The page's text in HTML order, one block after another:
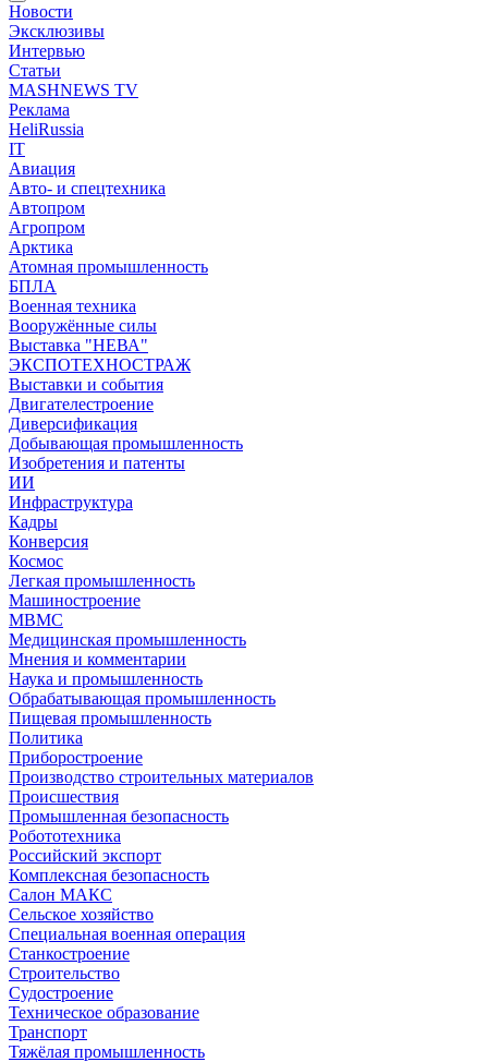
Новости
Эксклюзивы
Интервью
Статьи
MASHNEWS TV
Реклама
HeliRussia
IT
Авиация
Авто- и спецтехника
Автопром
Агропром
Арктика
Атомная промышленность
БПЛА
Военная техника
Вооружённые силы
Выставка "НЕВА"
ЭКСПОТЕХНОСТРАЖ
Выставки и события
Двигателестроение
Диверсификация
Добывающая промышленность
Изобретения и патенты
ИИ
Инфраструктура
Кадры
Конверсия
Космос
Легкая промышленность
Машиностроение
МВМС
Медицинская промышленность
Мнения и комментарии
Наука и промышленность
Обрабатывающая промышленность
Пищевая промышленность
Политика
Приборостроение
Производство строительных материалов
Происшествия
Промышленная безопасность
Робототехника
Российский экспорт
Комплексная безопасность
Салон МАКС
Сельское хозяйство
Специальная военная операция
Станкостроение
Строительство
Судостроение
Техническое образование
Транспорт
Тяжёлая промышленность